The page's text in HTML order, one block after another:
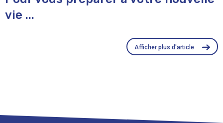
vie ...
Afficher plus d'article